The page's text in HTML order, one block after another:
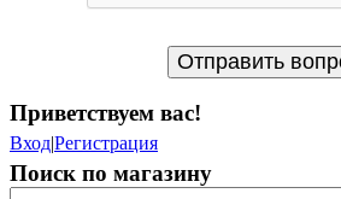
Приветствуем вас!
Вход|Регистрация
Поиск по магазину